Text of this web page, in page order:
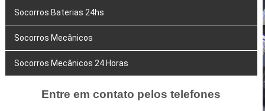
Socorros Baterias 24hs
Socorros Mecânicos
Socorros Mecânicos 24 Horas
Entre em contato pelos telefones